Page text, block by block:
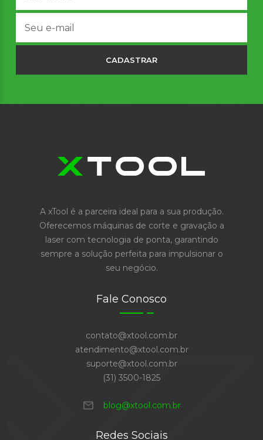
CADASTRAR
A xTool é a parceira ideal para a sua produção.
Oferecemos máquinas de corte e gravação a
laser com tecnologia de ponta, garantindo
sempre a solução perfeita para impulsionar o
seu negócio.
Fale Conosco
contato@xtool.com.br
atendimento@xtool.com.br
suporte@xtool.com.br
(31) 3500-1825
mail blog@xtool.com.br
Redes Sociais